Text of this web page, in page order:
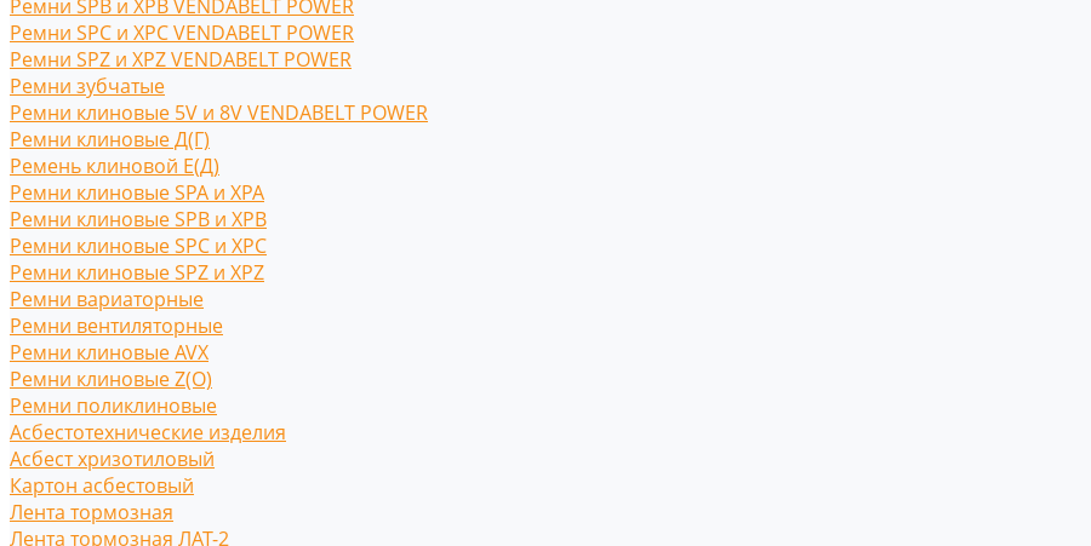
Ремни SPB и XPB VENDABELT POWER
Ремни SPC и XPC VENDABELT POWER
Ремни SPZ и XPZ VENDABELT POWER
Ремни зубчатые
Ремни клиновые 5V и 8V VENDABELT POWER
Ремни клиновые Д(Г)
Ремень клиновой Е(Д)
Ремни клиновые SPA и XPA
Ремни клиновые SPB и XPB
Ремни клиновые SPC и XPC
Ремни клиновые SPZ и XPZ
Ремни вариаторные
Ремни вентиляторные
Ремни клиновые AVX
Ремни клиновые Z(O)
Ремни поликлиновые
Асбестотехнические изделия
Асбест хризотиловый
Картон асбестовый
Лента тормозная
Лента тормозная ЛАТ-2